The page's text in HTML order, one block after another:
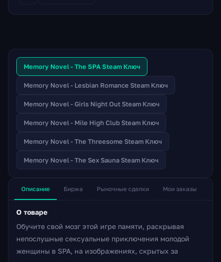
Memory Novel - The SPA Steam Ключ
Memory Novel - Lesbian Romance Steam Ключ
Memory Novel - Girls Night Out Steam Ключ
Memory Novel - Mile High Club Steam Ключ
Memory Novel - The Threesome Steam Ключ
Memory Novel - The Sex Sauna Steam Ключ
Описание Биржа Рыночные сделки Мои заказы
О товаре
Обучите свой мозг этой игре памяти, раскрывая
непослушные сексуальные приключения молодой
женщины в SPA, на изображениях, скрытых за